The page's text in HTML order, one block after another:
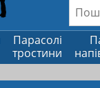
Парасолі
тростини